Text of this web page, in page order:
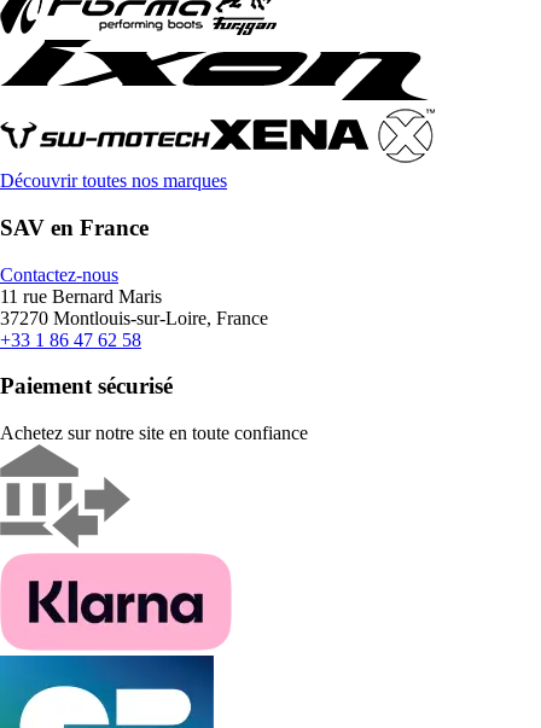
Découvrir toutes nos marques
SAV en France
Contactez-nous
11 rue Bernard Maris
37270 Montlouis-sur-Loire, France
+33 1 86 47 62 58
Paiement sécurisé
Achetez sur notre site en toute confiance